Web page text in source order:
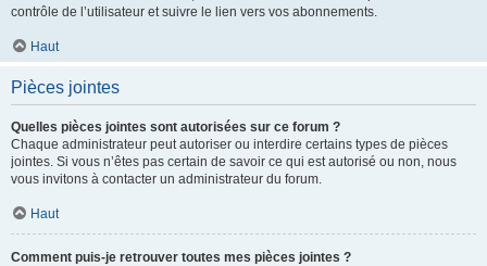
contrôle de l’utilisateur et suivre le lien vers vos abonnements.
Haut
Pièces jointes
Quelles pièces jointes sont autorisées sur ce forum ?
Chaque administrateur peut autoriser ou interdire certains types de pièces
jointes. Si vous n’êtes pas certain de savoir ce qui est autorisé ou non, nous
vous invitons à contacter un administrateur du forum.
Haut
Comment puis-je retrouver toutes mes pièces jointes ?